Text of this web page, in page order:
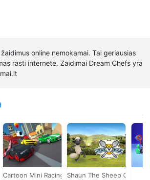
online nemokamai. Tai geriausias
rasti internete. Zaidimai Dream Chefs yra
PvP Battle
Cartoon Mini Racing Shaun The Sheep Chick n